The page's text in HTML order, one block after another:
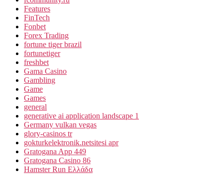
Features
FinTech
Fonbet
Forex Trading
fortune tiger brazil
fortunetiger
freshbet
Gama Casino
Gambling
Game
Games
general
generative ai application landscape 1
Germany vulkan vegas
glory-casinos tr
gokturkelektronik.netsitesi apr
Gratogana App 449
Gratogana Casino 86
Hamster Run Ελλάδα